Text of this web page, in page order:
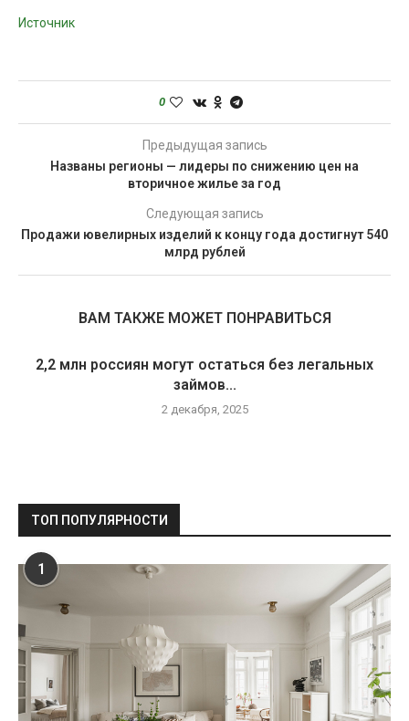
Источник
0
Предыдущая запись
Названы регионы — лидеры по снижению цен на
вторичное жилье за год
Следующая запись
Продажи ювелирных изделий к концу года достигнут 540
млрд рублей
ВАМ ТАКЖЕ МОЖЕТ ПОНРАВИТЬСЯ
2,2 млн россиян могут остаться без легальных
займов...
2 декабря, 2025
ТОП ПОПУЛЯРНОСТИ
1